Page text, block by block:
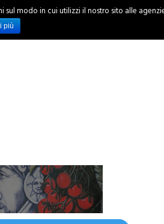
INCHIESTE
modo in cui utilizzi il nostro sito alle
più